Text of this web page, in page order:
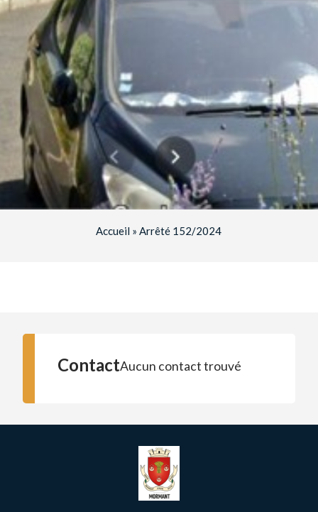
Accueil »Arrêté 152/2024
ContactAucun contact trouvé